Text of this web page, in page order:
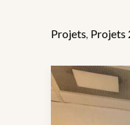
Projets, Projets